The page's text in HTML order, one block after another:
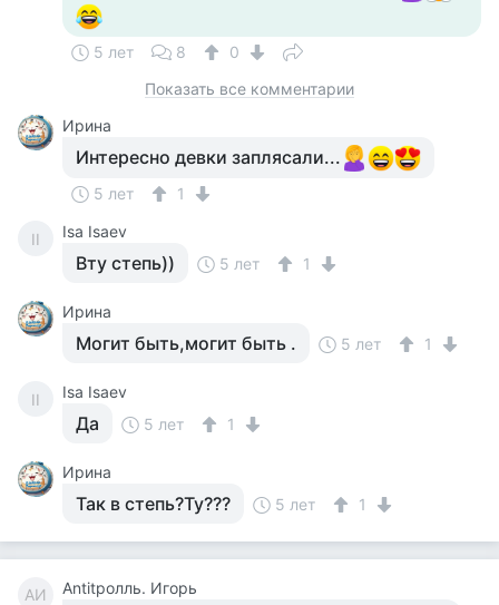
5 лет 8
0
Показать все комментарии
Ирина
Интересно девки заплясали...
5 лет 1
II Isa Isaev
Вту степь)) 5 лет 1
Ирина
Могит быть,могит быть . 5 лет 1
II Isa Isaev
Да 5 лет 1
Ирина
Так в степь?Ту??? 5 лет 1
AИ Antitролль. Игорь